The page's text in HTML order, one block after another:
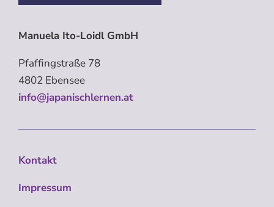
Manuela Ito-Loidl GmbH
Pfaffingstraße 78
4802 Ebensee
info@japanischlernen.at
Kontakt
Impressum